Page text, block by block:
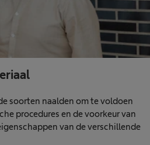
soorten naalden om te voldoen
procedures en de voorkeur van
van de verschillende